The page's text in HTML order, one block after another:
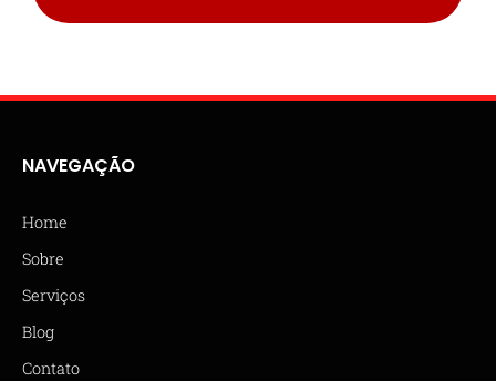
NAVEGAÇÃO
Home
Sobre
Serviços
Blog
Contato